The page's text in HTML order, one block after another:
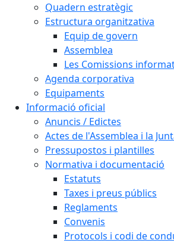
Quadern estratègic
Estructura organitzativa
Equip de govern
Assemblea
Les Comissions
Agenda corporativa
Equipaments
Informació oficial
Anuncis / Edictes
Actes de l'Assemblea i la
Pressupostos i plantilles
Normativa i documentació
Estatuts
Taxes i preus públics
Reglaments
Convenis
Protocols i codi de